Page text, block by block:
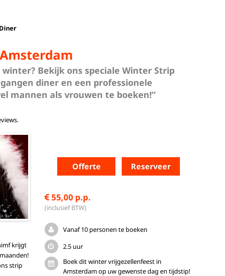
Bekijk ons speciale Winter Strip
diner en een professionele
mannen als vrouwen te boeken!”
krijgt
strip
Offerte Reserveer
55,00 p.p.
(inclusief BTW)
Vanaf 10 personen te boeken
2.5 uur
Boek dit winter vrijgezellenfeest in
Amsterdam op uw gewenste dag en tijdstip!